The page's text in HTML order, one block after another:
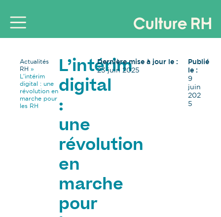
Actualités
RH »
L’intérim
digital : une
révolution en
marche pour
les RH
L’intérim
digital
:
une
révolution
en
marche
pour
Dernière mise à jour le :
23 juin 2025
Publié
le :
9
juin
202
5